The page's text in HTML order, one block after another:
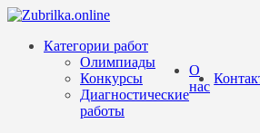
Перейти
содержанию
Категории работ
Олимпиады
Конкурсы
Диагностические
работы
О
нас